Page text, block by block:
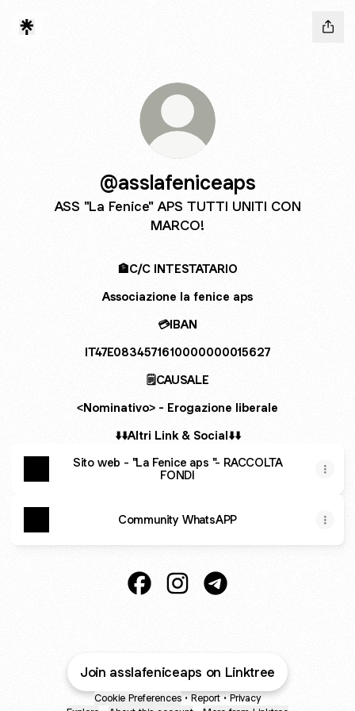
@asslafeniceaps
ASS "La Fenice" APS TUTTI UNITI CON
MARCO!
🏦C/C INTESTATARIO
Associazione la fenice aps
💳IBAN
IT47E0834571610000000015627
🗒️CAUSALE
<Nominativo> - Erogazione liberale
⬇️⬇️Altri Link & Social⬇️⬇️
Sito web - "La Fenice aps "- RACCOLTA
FONDI
Community WhatsAPP
Join asslafeniceaps on Linktree
Cookie Preferences • Report • Privacy